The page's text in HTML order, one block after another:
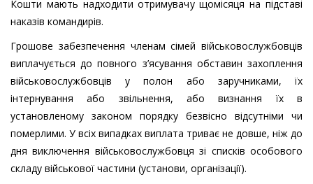
Кошти мають надходити отримувачу щомісяця на підставі
наказів командирів.
Грошове забезпечення членам сімей військовослужбовців
виплачується до повного з’ясування обставин захоплення
військовослужбовців у полон або заручниками, їх
інтернування або звільнення, або визнання їх в
установленому законом порядку безвісно відсутніми чи
померлими. У всіх випадках виплата триває не довше, ніж до
дня виключення військовослужбовця зі списків особового
складу військової частини (установи, організації).